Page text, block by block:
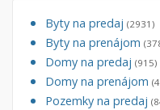
Byty na predaj (2931)
Byty na prenájom
Domy na predaj (915)
Domy na prenájom
Pozemky na predaj